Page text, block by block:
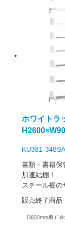
ホワイトラ
KU381-
書類・書籍保
加連結棚！
スチール棚
販売終了商品